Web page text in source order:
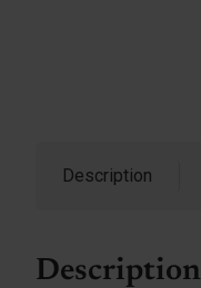
Description
Description